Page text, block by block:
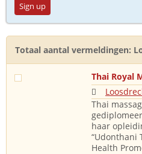
Sign up
Totaal aantal vermeldingen:
Thai Royal
Thai
haar
“Udonthani
Health